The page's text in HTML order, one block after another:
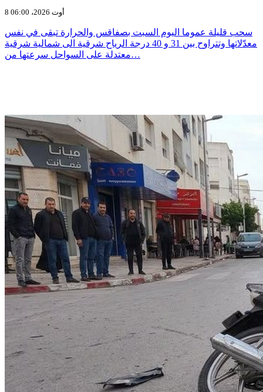
8 أوت 2026، 06:00
سحب قليلة عموما اليوم السبت بصفاقس والحرارة تبقى في نفس
معدّلاتها وتتراوح بين 31 و 40 درجة الرياح شرقية الى شمالية شرقية
معتدلة على السواحل سرعتها من…